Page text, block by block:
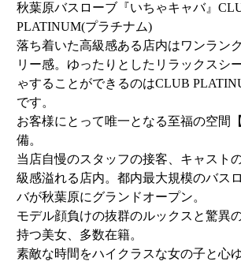
秋葉原バスローブ『いちゃキャバ』
PLATINUM(プラチナム)
落ち着いた高級感ある店内はワンラン
リー感。ゆったりとしたリラックスシ
ゃすることができるのはCLUB
です。
お客様にとって唯一となる至福の空間
備。
当店自慢のスタッフの接客、キャスト
級感溢れる店内。都内最大規模のバス
バが秋葉原にグランドオープン。
モデル顔負けの抜群のルックスと驚異
持つ美女、多数在籍。
素敵な時間をハイクラスな女の子と心